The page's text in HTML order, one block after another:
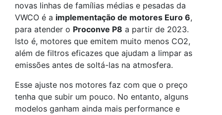
novas linhas de famílias médias e pesadas da
VWCO é a implementação de motores Euro 6,
para atender o Proconve P8 a partir de 2023.
Isto é, motores que emitem muito menos CO2,
além de filtros eficazes que ajudam a limpar as
emissões antes de soltá-las na atmosfera.
Esse ajuste nos motores faz com que o preço
tenha que subir um pouco. No entanto, alguns
modelos ganham ainda mais performance e